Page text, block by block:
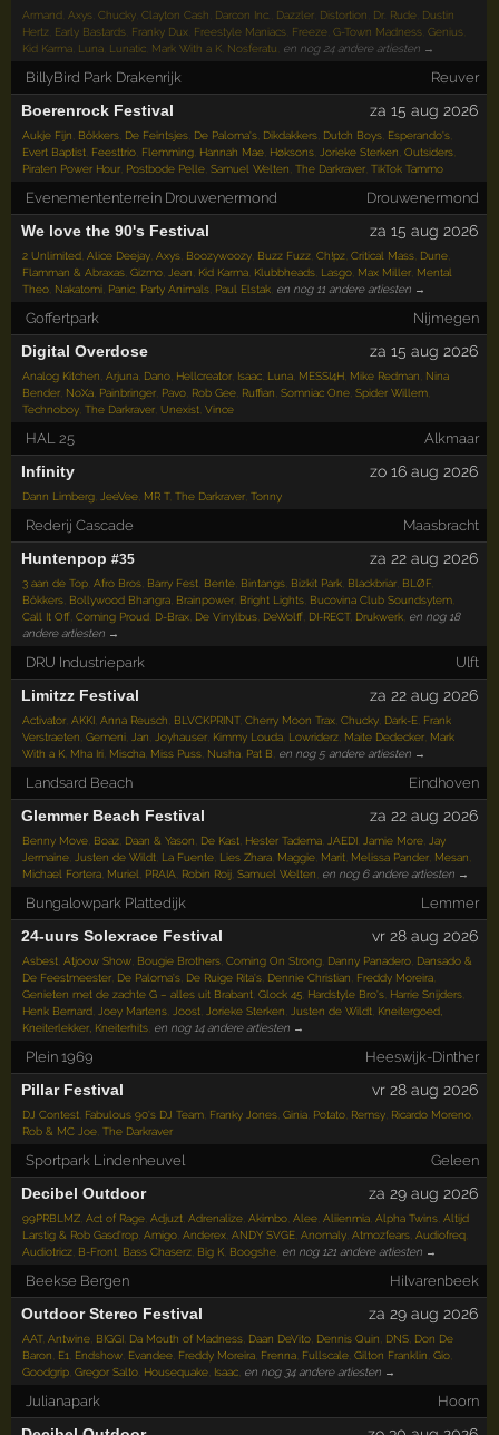
Armand Axys ,Chucky ,Clayton Cash Darcon Inc. Dazzler Distortion Dr. Rude Dustin
Hertz Early Bastards Franky Dux Freestyle Maniacs Freeze ,G-Town Madness ,Genius
Kid Karma Luna Lunatic Mark With a K Nosferatu en nog 24 andere artiesten →
BillyBird Park Drakenrijk Reuver
Boerenrock Festival za 15 aug 2026
Aukje Fijn Bökkers De Feintsjes De Paloma's Dikdakkers Dutch Boys Esperando's
Evert Baptist Feesttrio Flemming Hannah Mae Høksons Jorieke Sterken ,Outsiders
Piraten Power Hour Postbode Pelle ,Samuel Welten ,The Darkraver ,TikTok Tammo
Evenemententerrein Drouwenermond Drouwenermond
We love the 90's Festival za 15 aug 2026
2 Unlimited ,Alice Deejay ,Axys Boozywoozy Buzz Fuzz ,Ch!pz ,Critical Mass Dune
Flamman & Abraxas ,Gizmo Jean Kid Karma Klubbheads Lasgo Max Miller Mental
Theo Nakatomi Panic Party Animals Paul Elstak en nog 11 andere artiesten →
Goffertpark Nijmegen
Digital Overdose za 15 aug 2026
Analog Kitchen ,Arjuna Dano Hellcreator Isaac Luna MESSI4H Mike Redman Nina
Bender NoXa Painbringer Pavo Rob Gee Ruffian ,Somniac One ,Spider Willem
Technoboy ,The Darkraver ,Unexist ,Vince
HAL 25 Alkmaar
Infinity zo 16 aug 2026
Dann Limberg JeeVee MR T,The Darkraver ,Tonny
Rederij Cascade Maasbracht
Huntenpop #35 za 22 aug 2026
3 aan de Top ,Afro Bros Barry Fest Bente Bintangs Bizkit Park Blackbriar BLØF,
Bökkers Bollywood Bhangra Brainpower Bright Lights Bucovina Club Soundsytem
Call It Off ,Coming Proud D-Brax De Vinylbus DeWolff DI-RECT, Drukwerk en nog 18
andere artiesten →
DRU Industriepark Ulft
Limitzz Festival za 22 aug 2026
Activator ,AKKI ,Anna Reusch BLVCKPRINT,Cherry Moon Trax ,Chucky Dark-E Frank
Verstraeten ,Gemeni Jan Joyhauser Kimmy Louda Lowriderz Maite Dedecker Mark
With a K Mha Iri Mischa Miss Puss Nusha Pat B en nog 5 andere artiesten →
Landsard Beach Eindhoven
Glemmer Beach Festival za 22 aug 2026
Benny Move Boaz Daan & Yason De Kast Hester Tadema JAEDI Jamie More
Jay
Jermaine
Justen de Wildt La Fuente Lies Zhara Maggie Marit Melissa Pander Mesan
Michael Fortera Muriel PRAIA Robin Roij ,Samuel Welten en nog 6 andere artiesten →
Bungalowpark Plattedijk Lemmer
24-uurs Solexrace Festival vr 28 aug 2026
Asbest ,Atjoow Show Bougie Brothers ,Coming On Strong Danny Panadero Dansado &
De Feestmeester De Paloma's De Ruige Rita's Dennie Christian Freddy Moreira
Genieten met de zachte G – alles uit Brabant ,Glock 45 Hardstyle Bro's Harrie Snijders
Henk Bernard
Joey Martens Joost Jorieke Sterken Justen de Wildt Kneitergoed,
Kneiterlekker, Kneiterhits en nog 14 andere artiesten →
Plein 1969 Heeswijk-Dinther
Pillar Festival vr 28 aug 2026
DJ Contest Fabulous 90's DJ Team Franky Jones ,Ginia Potato Remsy Ricardo Moreno
Rob & MC Joe ,The Darkraver
Sportpark Lindenheuvel Geleen
Decibel Outdoor za 29 aug 2026
99PRBLMZ ,Act of Rage ,Adjuzt ,Adrenalize ,Akimbo ,Alee ,Aliienmia ,Alpha Twins ,Altijd
Larstig & Rob Gasd'rop ,Amigo ,Anderex ,ANDY SVGE ,Anomaly ,Atmozfears ,Audiofreq
Audiotricz B-Front Bass Chaserz Big K Boogshe en nog 121 andere artiesten →
Beekse Bergen Hilvarenbeek
Outdoor Stereo Festival za 29 aug 2026
AAT,Antwine BIGGI Da Mouth of Madness Daan DeVito Dennis Quin DNS Don De
Baron E1 Endshow Evandee Freddy Moreira Frenna Fullscale ,Gilton Franklin ,Gio
Goodgrip ,Gregor Salto Housequake Isaac en nog 34 andere artiesten →
Julianapark Hoorn